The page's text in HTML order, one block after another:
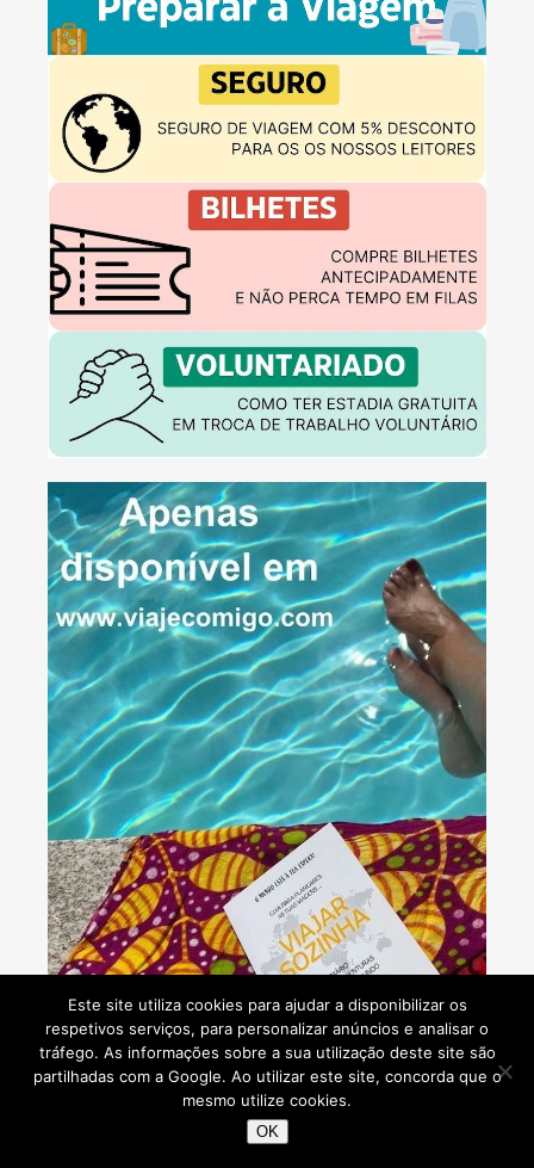
Este site utiliza cookies para ajudar a disponibilizar os
respetivos serviços, para personalizar anúncios e analisar o
tráfego. As informações sobre a sua utilização deste site são
partilhadas com a Google. Ao utilizar este site, concorda que o
mesmo utilize cookies.
OK